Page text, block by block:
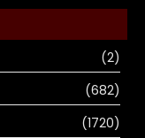
(2)
(682)
(1720)